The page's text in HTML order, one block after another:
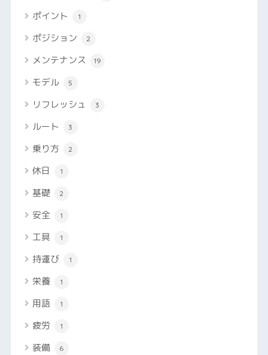
ポイント 1
ポジション 2
メンテナンス 19
モデル 5
リフレッシュ 3
ルート 3
乗り方 2
休日 1
基礎 2
安全 1
工具 1
持運び 1
栄養 1
用語 1
疲労 1
装備 6